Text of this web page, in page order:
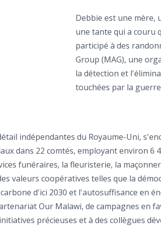
Debbie est une
une tante qui a couru
participé à des
Group (MAG), une
la détection et
touchées par la
indépendantes du Royaume-Uni,
dans 22 comtés, employant environ 6
funéraires, la fleuristerie, la
valeurs coopératives telles que la
d'ici 2030 et l'autosuffisance en
Our Malawi, de campagnes en
précieuses et à des collègues